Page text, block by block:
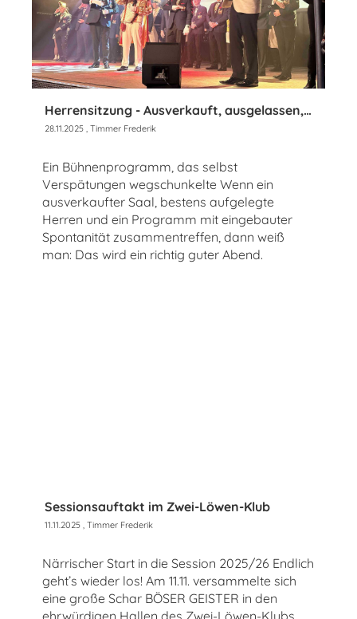
Herrensitzung - Ausverkauft, ausgelassen, unerschütterlich gut gelaunt
28.11.2025 , Timmer Frederik
Ein Bühnenprogramm, das selbst
Verspätungen wegschunkelte Wenn ein
ausverkaufter Saal, bestens aufgelegte
Herren und ein Programm mit eingebauter
Spontanität zusammentreffen, dann weiß
man: Das wird ein richtig guter Abend.
Sessionsauftakt im Zwei-Löwen-Klub
11.11.2025 , Timmer Frederik
Närrischer Start in die Session 2025/26 Endlich
geht’s wieder los! Am 11.11. versammelte sich
eine große Schar BÖSER GEISTER in den